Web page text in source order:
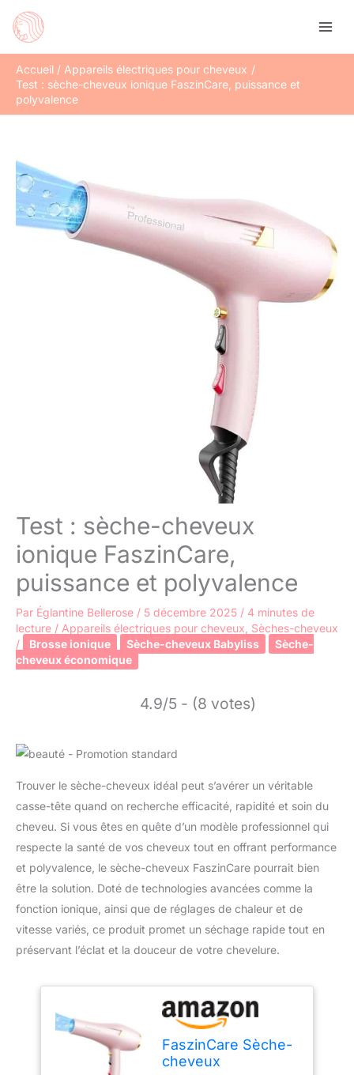
Accueil
Appareils électriques pour cheveux
Test : sèche-cheveux ionique FaszinCare, puissance et
polyvalence
Test : sèche-cheveux
ionique FaszinCare,
puissance et polyvalence
Par Églantine Bellerose / 5 décembre 2025 / 4 minutes de
lecture / Appareils électriques pour cheveux Sèches-cheveux
/
Brosse ionique Sèche-cheveux Babyliss
Sèche-
cheveux économique
4.9/5 - (8 votes)
Trouver le sèche-cheveux idéal peut s’avérer un véritable
casse-tête quand on recherche efficacité, rapidité et soin du
cheveu. Si vous êtes en quête d’un modèle professionnel qui
respecte la santé de vos cheveux tout en offrant performance
et polyvalence, le sèche-cheveux FaszinCare pourrait bien
être la solution. Doté de technologies avancées comme la
fonction ionique, ainsi que de réglages de chaleur et de
vitesse variés, ce produit promet un séchage rapide tout en
préservant l’éclat et la douceur de votre chevelure.
FaszinCare Sèche-
cheveux
Rechercher